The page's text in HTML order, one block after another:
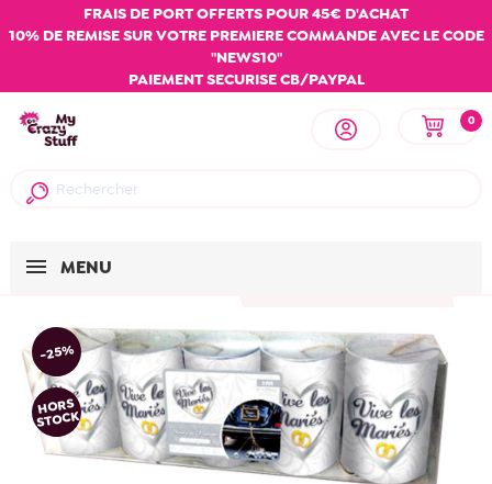
FRAIS DE PORT OFFERTS POUR 45€ D'ACHAT
10% DE REMISE SUR VOTRE PREMIERE COMMANDE AVEC LE CODE
"NEWS10"
PAIEMENT SECURISE CB/PAYPAL
0
MENU
-25%
HORS
STOCK